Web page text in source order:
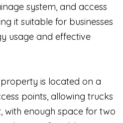
system, and access
it suitable for businesses
usage and effective
property is located on a
points, allowing trucks
with enough space for two